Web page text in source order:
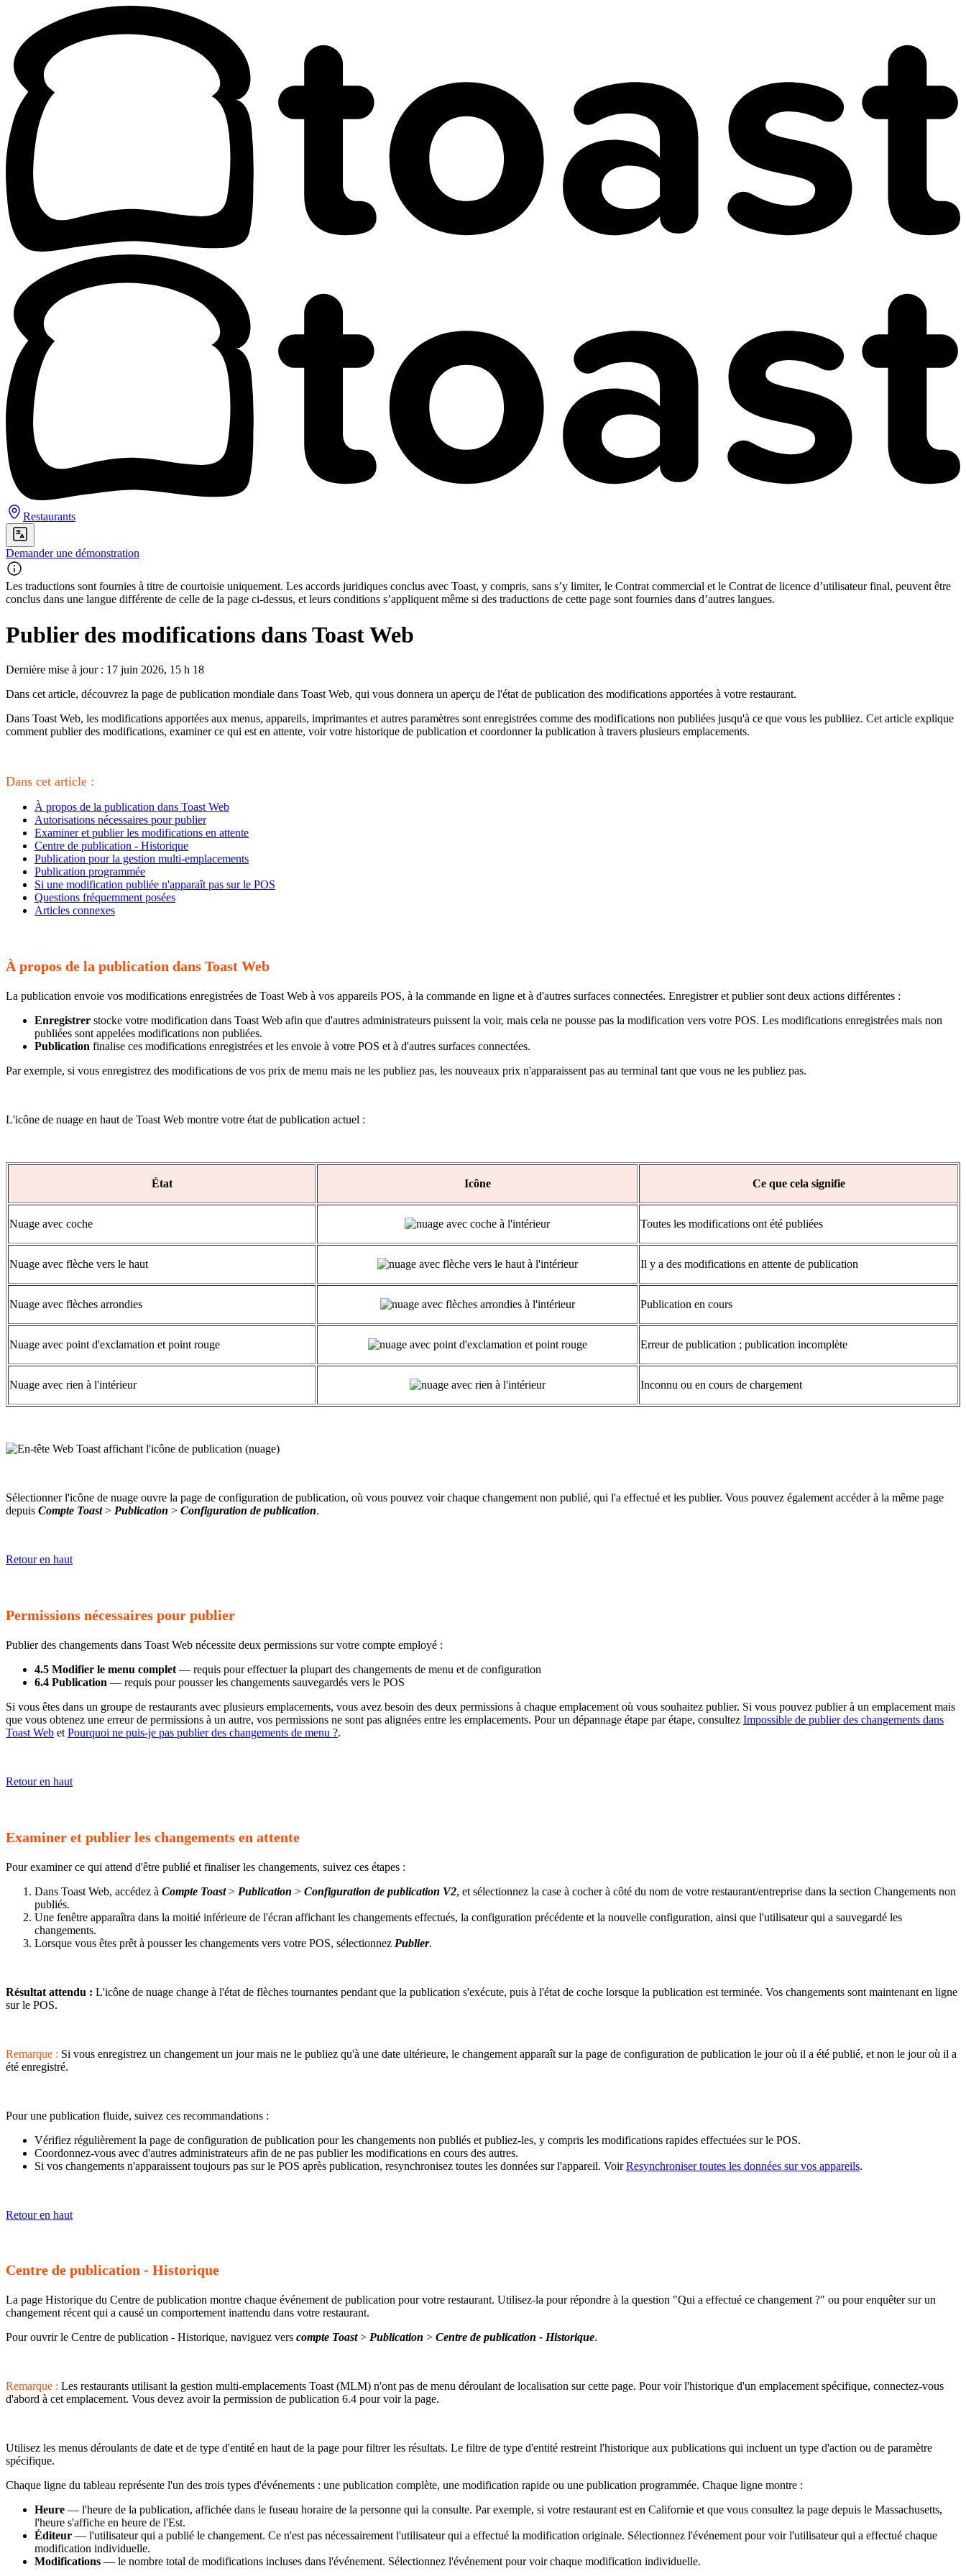
Restaurants
Demander une démonstration
Les traductions sont fournies à titre de courtoisie uniquement. Les accords juridiques conclus avec Toast, y compris, sans s’y limiter, le Contrat commercial et le Contrat de licence d’utilisateur final, peuvent être
conclus dans une langue différente de celle de la page ci-dessus, et leurs conditions s’appliquent même si des traductions de cette page sont fournies dans d’autres langues.
Publier des modifications dans Toast Web
Dernière mise à jour : 17 juin 2026, 15 h 18
Dans cet article, découvrez la page de publication mondiale dans Toast Web, qui vous donnera un aperçu de l'état de publication des modifications apportées à votre restaurant.
Dans Toast Web, les modifications apportées aux menus, appareils, imprimantes et autres paramètres sont enregistrées comme des modifications non publiées jusqu'à ce que vous les publiiez. Cet article explique
comment publier des modifications, examiner ce qui est en attente, voir votre historique de publication et coordonner la publication à travers plusieurs emplacements.
Dans cet article :
À propos de la publication dans Toast Web
Autorisations nécessaires pour publier
Examiner et publier les modifications en attente
Centre de publication - Historique
Publication pour la gestion multi-emplacements
Publication programmée
Si une modification publiée n'apparaît pas sur le POS
Questions fréquemment posées
Articles connexes
À propos de la publication dans Toast Web
La publication envoie vos modifications enregistrées de Toast Web à vos appareils POS, à la commande en ligne et à d'autres surfaces connectées. Enregistrer et publier sont deux actions différentes :
Enregistrer stocke votre modification dans Toast Web afin que d'autres administrateurs puissent la voir, mais cela ne pousse pas la modification vers votre POS. Les modifications enregistrées mais non
publiées sont appelées modifications non publiées.
Publication finalise ces modifications enregistrées et les envoie à votre POS et à d'autres surfaces connectées.
Par exemple, si vous enregistrez des modifications de vos prix de menu mais ne les publiez pas, les nouveaux prix n'apparaissent pas au terminal tant que vous ne les publiez pas.
L'icône de nuage en haut de Toast Web montre votre état de publication actuel :
État Icône Ce que cela signifie
Nuage avec coche Toutes les modifications ont été publiées
Nuage avec flèche vers le haut Il y a des modifications en attente de publication
Nuage avec flèches arrondies Publication en cours
Nuage avec point d'exclamation et point rouge Erreur de publication ; publication incomplète
Nuage avec rien à l'intérieur Inconnu ou en cours de chargement
Sélectionner l'icône de nuage ouvre la page de configuration de publication, où vous pouvez voir chaque changement non publié, qui l'a effectué et les publier. Vous pouvez également accéder à la même page
depuis Compte Toast> Publication > Configuration de publication.
Retour en haut
Permissions nécessaires pour publier
Publier des changements dans Toast Web nécessite deux permissions sur votre compte employé :
4.5 Modifier le menu complet — requis pour effectuer la plupart des changements de menu et de configuration
6.4 Publication — requis pour pousser les changements sauvegardés vers le POS
Si vous êtes dans un groupe de restaurants avec plusieurs emplacements, vous avez besoin des deux permissions à chaque emplacement où vous souhaitez publier. Si vous pouvez publier à un emplacement mais
que vous obtenez une erreur de permissions à un autre, vos permissions ne sont pas alignées entre les emplacements. Pour un dépannage étape par étape, consultez Impossible de publier des changements dans
Toast Web et Pourquoi ne puis-je pas publier des changements de menu ?.
Retour en haut
Examiner et publier les changements en attente
Pour examiner ce qui attend d'être publié et finaliser les changements, suivez ces étapes :
Dans Toast Web, accédez à Compte Toast> Publication > Configuration de publication V2, et sélectionnez la case à cocher à côté du nom de votre restaurant/entreprise dans la section Changements non
publiés.
Une fenêtre apparaîtra dans la moitié inférieure de l'écran affichant les changements effectués, la configuration précédente et la nouvelle configuration, ainsi que l'utilisateur qui a sauvegardé les
changements.
Lorsque vous êtes prêt à pousser les changements vers votre POS, sélectionnez Publier.
Résultat attendu : L'icône de nuage change à l'état de flèches tournantes pendant que la publication s'exécute, puis à l'état de coche lorsque la publication est terminée. Vos changements sont maintenant en ligne
sur le POS.
Remarque : Si vous enregistrez un changement un jour mais ne le publiez qu'à une date ultérieure, le changement apparaît sur la page de configuration de publication le jour où il a été publié, et non le jour où il a
été enregistré.
Pour une publication fluide, suivez ces recommandations :
Vérifiez régulièrement la page de configuration de publication pour les changements non publiés et publiez-les, y compris les modifications rapides effectuées sur le POS.
Coordonnez-vous avec d'autres administrateurs afin de ne pas publier les modifications en cours des autres.
Si vos changements n'apparaissent toujours pas sur le POS après publication, resynchronisez toutes les données sur l'appareil. VoirResynchroniser toutes les données sur vos appareils.
Retour en haut
Centre de publication - Historique
La page Historique du Centre de publication montre chaque événement de publication pour votre restaurant. Utilisez-la pour répondre à la question "Qui a effectué ce changement ?" ou pour enquêter sur un
changement récent qui a causé un comportement inattendu dans votre restaurant.
Pour ouvrir le Centre de publication - Historique, naviguez vers compte Toast> Publication > Centre de publication - Historique.
Remarque : Les restaurants utilisant la gestion multi-emplacements Toast (MLM) n'ont pas de menu déroulant de localisation sur cette page. Pour voir l'historique d'un emplacement spécifique, connectez-vous
d'abord à cet emplacement. Vous devez avoir la permission de publication 6.4 pour voir la page.
Utilisez les menus déroulants de date et de type d'entité en haut de la page pour filtrer les résultats. Le filtre de type d'entité restreint l'historique aux publications qui incluent un type d'action ou de paramètre
spécifique.
Chaque ligne du tableau représente l'un des trois types d'événements : une publication complète, une modification rapide ou une publication programmée. Chaque ligne montre :
Heure — l'heure de la publication, affichée dans le fuseau horaire de la personne qui la consulte. Par exemple, si votre restaurant est en Californie et que vous consultez la page depuis le Massachusetts,
l'heure s'affiche en heure de l'Est.
Éditeur — l'utilisateur qui a publié le changement. Ce n'est pas nécessairement l'utilisateur qui a effectué la modification originale. Sélectionnez l'événement pour voir l'utilisateur qui a effectué chaque
modification individuelle.
Modifications — le nombre total de modifications incluses dans l'événement. Sélectionnez l'événement pour voir chaque modification individuelle.